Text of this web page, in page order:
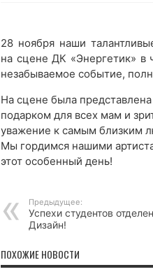
28 ноября наши
на сцене ДК «Энергетик» в
незабываемое событие,
На сцене была
подарком для всех мам и
уважение к самым близким
Мы гордимся нашими
этот особенный день!
Предыдущее:
Успехи студентов
Дизайн!
ПОХОЖИЕ НОВОСТИ